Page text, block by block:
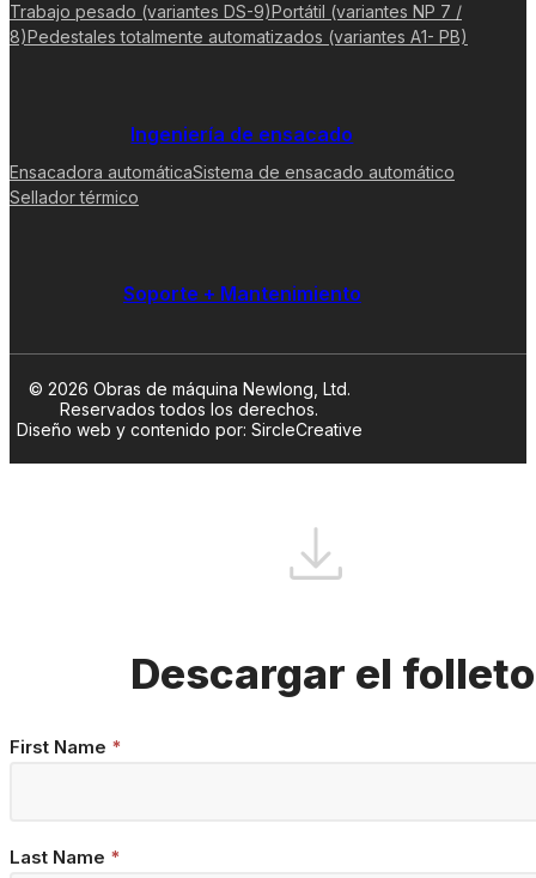
Trabajo pesado (variantes DS-9)Portátil (variantes NP 7 /
8)Pedestales totalmente automatizados (variantes A1- PB)
Ingeniería de ensacado
Ensacadora automáticaSistema de ensacado automático
Sellador térmico
Soporte + Mantenimiento
© 2026 Obras de máquina Newlong, Ltd.
Reservados todos los derechos.
Diseño web y contenido por: SircleCreative
Descargar el folleto
Brochure
First Name *
Last Name *